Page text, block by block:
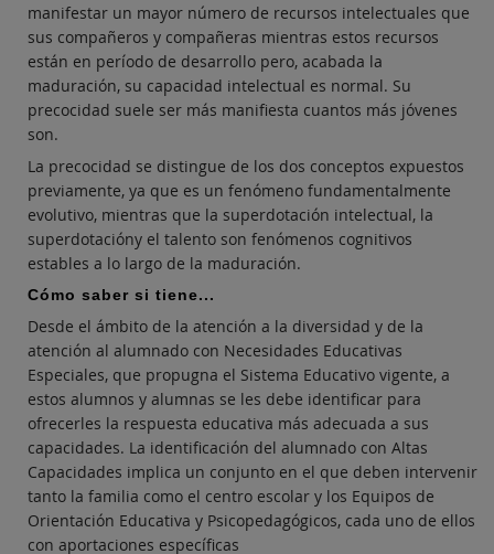
manifestar un mayor número de recursos intelectuales que
sus compañeros y compañeras mientras estos recursos
están en período de desarrollo pero, acabada la
maduración, su capacidad intelectual es normal. Su
precocidad suele ser más manifiesta cuantos más jóvenes
son.
La precocidad se distingue de los dos conceptos expuestos
previamente, ya que es un fenómeno fundamentalmente
evolutivo, mientras que la superdotación intelectual, la
superdotacióny el talento son fenómenos cognitivos
estables a lo largo de la maduración.
Cómo saber si tiene...
Desde el ámbito de la atención a la diversidad y de la
atención al alumnado con Necesidades Educativas
Especiales, que propugna el Sistema Educativo vigente, a
estos alumnos y alumnas se les debe identificar para
ofrecerles la respuesta educativa más adecuada a sus
capacidades. La identificación del alumnado con Altas
Capacidades implica un conjunto en el que deben intervenir
tanto la familia como el centro escolar y los Equipos de
Orientación Educativa y Psicopedagógicos, cada uno de ellos
con aportaciones específicas